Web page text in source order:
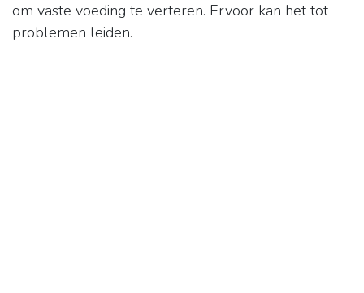
om vaste voeding te verteren. Ervoor kan het tot
problemen leiden.